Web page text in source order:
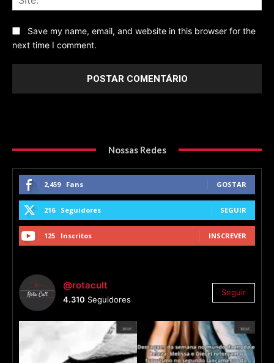
Save my name, email, and website in this browser for the
next time I comment.
Nossas Redes
2,459 Fans GOSTAR
216 Seguidores SEGUIR
125 Inscritos INSCREVER
@rotacult
4.310 Seguidores
Seguir